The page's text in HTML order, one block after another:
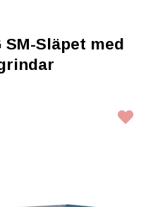
SM-Släpet med